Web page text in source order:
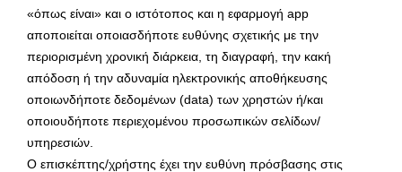
«όπως είναι» και ο ιστότοπος και η εφαρμογή app
αποποιείται οποιασδήποτε ευθύνης σχετικής με την
περιορισμένη χρονική διάρκεια, τη διαγραφή, την κακή
απόδοση ή την αδυναμία ηλεκτρονικής αποθήκευσης
οποιωνδήποτε δεδομένων (data) των χρηστών ή/και
οποιουδήποτε περιεχομένου προσωπικών σελίδων/
υπηρεσιών.
O επισκέπτης/χρήστης έχει την ευθύνη πρόσβασης στις